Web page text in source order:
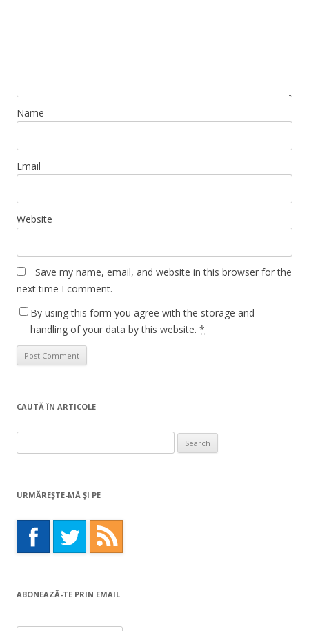
Name
Email
Website
Save my name, email, and website in this browser for the
next time I comment.
By using this form you agree with the storage and
handling of your data by this website. *
CAUTĂ ÎN ARTICOLE
for:
URMĂREŞTE-MĂ ŞI PE
ABONEAZĂ-TE PRIN EMAIL